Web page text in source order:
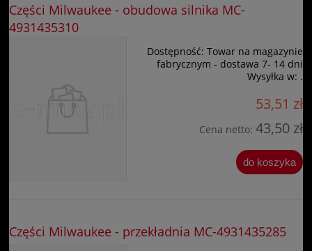
Części Milwaukee - obudowa silnika MC-
4931435310
Dostępność: Towar na magazynie
fabrycznym - dostawa 7- 14 dni
Wysyłka w: .
53,51 zł
Cena netto: 43,50 zł
do koszyka
Części Milwaukee - przekładnia MC-4931435285